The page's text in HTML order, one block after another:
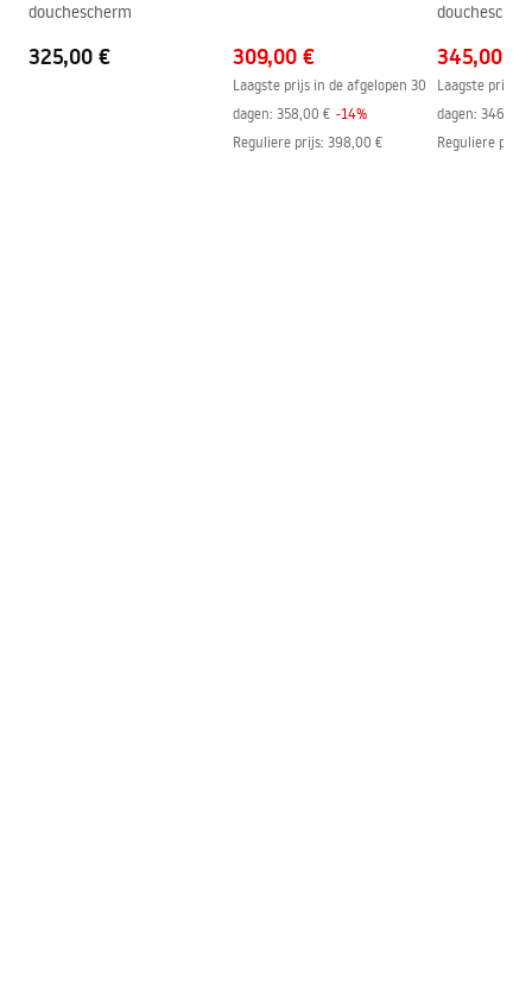
douchescherm
325,00 € 309,00 €
Laagste prijs in de afgelopen 30
dagen: 358,00 € -14%
Reguliere prijs: 398,00 €
345,00 €
Laagste prijs
dagen: 346,00
Reguliere prijs